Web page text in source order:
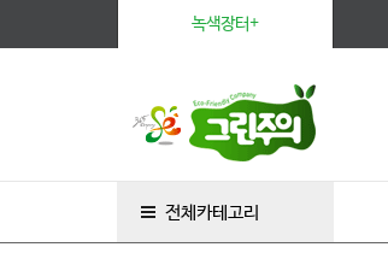
녹색장터+
전체카테고리